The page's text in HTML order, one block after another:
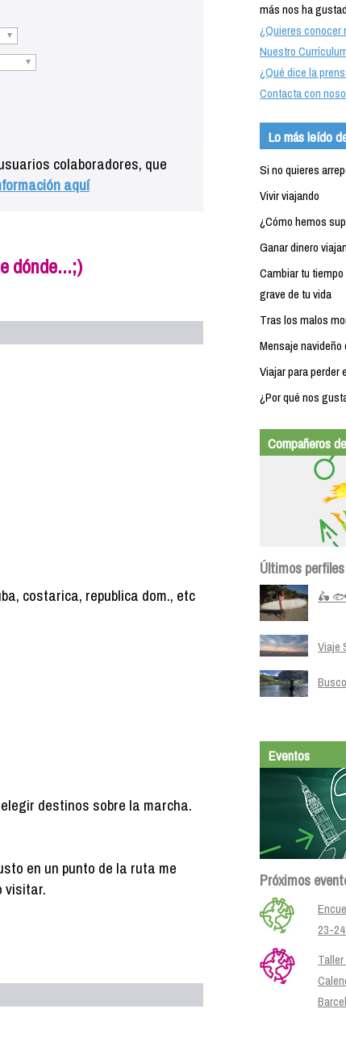
colaboradores, que
aquí
dónde...;)
costarica, republica dom., etc
destinos sobre la marcha.
en un punto de la ruta me
visitar.
más nos ha
¿Quieres conocer
Nuestro
¿Qué dice la
Contacta con
Lo más leído
Si no quieres
Vivir viajando
¿Cómo hemos
Ganar dinero
Cambiar tu
grave de tu vida
Tras los malos
Mensaje
Viajar para perder
¿Por qué nos
Compañeros
Últimos
🛵
Viaje
Eventos
Próximos
23-